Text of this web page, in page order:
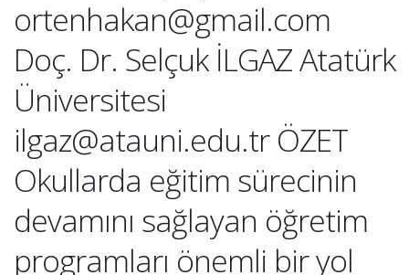
ortenhakan@gmail.com
Doç. Dr. Selçuk İLGAZ Atatürk
Üniversitesi
ilgaz@atauni.edu.tr ÖZET
Okullarda eğitim sürecinin
devamını sağlayan öğretim
programları önemli bir yol